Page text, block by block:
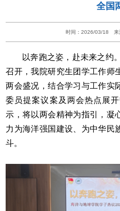
全国
时间：2026/03/18 来
以奔跑之姿，赴未来之约
召开，我院研究生团学工作师
两会盛况，结合学习与工作实
委员提案议案及两会热点展
示，将以两会精神为指引，凝
力为海洋强国建设、为中华民
斗。